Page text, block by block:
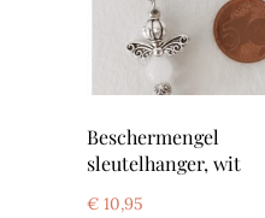
Beschermengel
sleutelhanger, wit
€ 10,95